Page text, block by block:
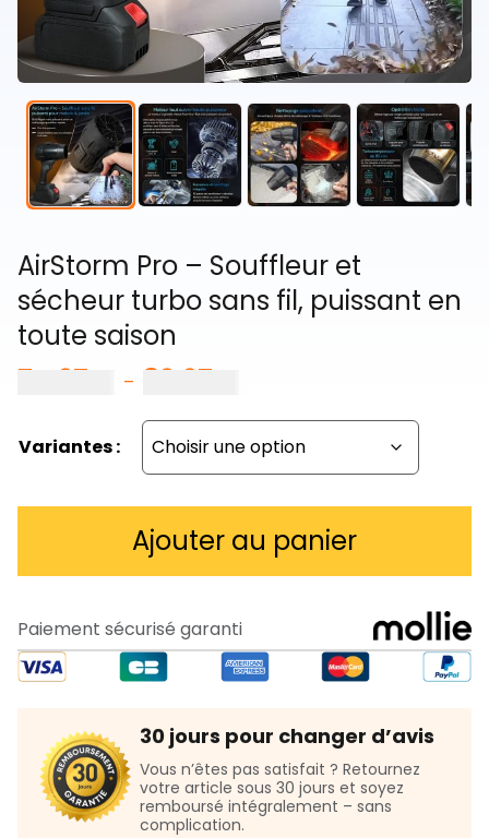
AirStorm Pro – Souffleur et
sécheur turbo sans fil, puissant en
toute saison
74,97
– 89,97
prix :
74,97 €
à
89,97 €
Variantes :
Ajouter au panier
Paiement sécurisé garanti
30 jours pour changer d’avis
Vous n’êtes pas satisfait ? Retournez
votre article sous 30 jours et soyez
remboursé intégralement – sans
complication.